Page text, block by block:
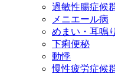
過敏性腸症候
メニエール病
めまい・耳鳴り
下痢便秘
動悸
慢性疲労症候